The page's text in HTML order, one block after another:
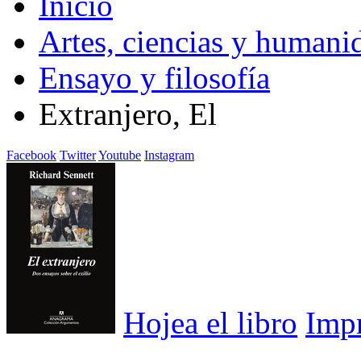
Artes, ciencias y
Ensayo y filosofía
Extranjero, El
Facebook TwitterYoutube Instagram
Hojea el libro